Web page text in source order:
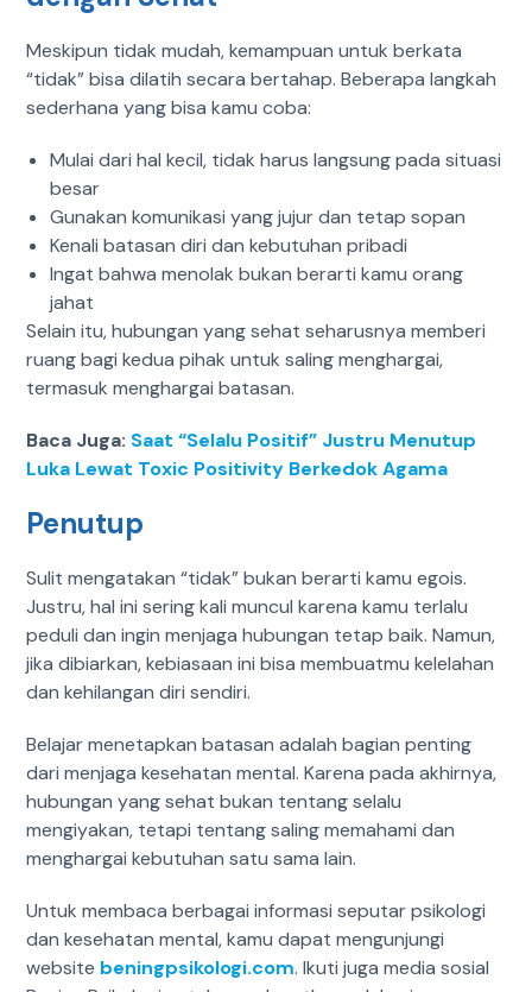
Meskipun tidak mudah, kemampuan untuk berkata
“tidak” bisa dilatih secara bertahap.Beberapa langkah
sederhana yang bisa kamu coba:
Mulai dari hal kecil, tidak harus langsung pada situasi
besar
Gunakan komunikasi yang jujur dan tetap sopan
Kenali batasan diri dan kebutuhan pribadi
Ingat bahwa menolak bukan berarti kamu orang
jahat
Selain itu, hubungan yang sehat seharusnya memberi
ruang bagi kedua pihak untuk saling menghargai,
termasuk menghargai batasan.
Baca Juga: Saat “Selalu Positif” Justru Menutup
Luka Lewat Toxic Positivity Berkedok Agama
Penutup
Sulit mengatakan “tidak” bukan berarti kamu egois.
Justru, hal ini sering kali muncul karena kamu terlalu
peduli dan ingin menjaga hubungan tetap baik. Namun,
jika dibiarkan, kebiasaan ini bisa membuatmu kelelahan
dan kehilangan diri sendiri.
Belajar menetapkan batasan adalah bagian penting
dari menjaga kesehatan mental. Karena pada akhirnya,
hubungan yang sehat bukan tentang selalu
mengiyakan, tetapi tentang saling memahami dan
menghargai kebutuhan satu sama lain.
Untuk membaca berbagai informasi seputar psikologi
dan kesehatan mental, kamu dapat mengunjungi
website beningpsikologi.com. Ikuti juga media sosial